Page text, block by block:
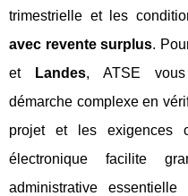
trimestrielle et les
avec revente surplus.
et
Landes, ATSE vous
démarche complexe en
projet et les exigences
électronique facilite
administrative